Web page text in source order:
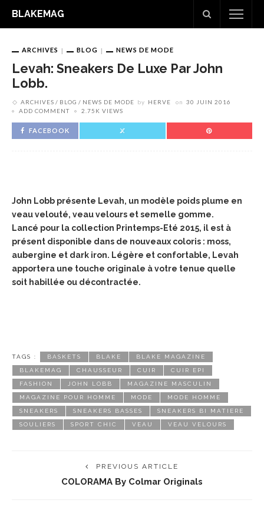
BLAKEMAG
ARCHIVES BLOG NEWS DE MODE
Levah: Sneakers De Luxe Par John
Lobb.
ARCHIVES BLOG NEWS DE MODE by HERVE on 30 JUIN 2016
ADD COMMENT
2.75K VIEWS
FACEBOOK
John Lobb présente Levah, un modèle poids plume en
veau velouté, veau velours et semelle gomme.
Lancé pour la collection Printemps-Eté 2015, il est à
présent disponible dans de nouveaux coloris : moss,
aubergine et dark iron. Légère et confortable, Levah
apportera une touche originale à votre tenue quelle
soit habillée ou décontractée.
TAGS : BASKETS BLAKE BLAKE MAGAZINE
BLAKEMAG CHAUSSEUR CUIR CUIR EPI
FASHION JOHN LOBB MAGAZINE MASCULIN
MAGAZINE POUR HOMME MODE MODE HOMME
SNEAKERS SNEAKERS BASSES SNEAKERS BI MATIERE
SOULIERS SPORT CHIC VEAU VEAU VELOURS
PREVIOUS ARTICLE
COLORAMA By Colmar Originals